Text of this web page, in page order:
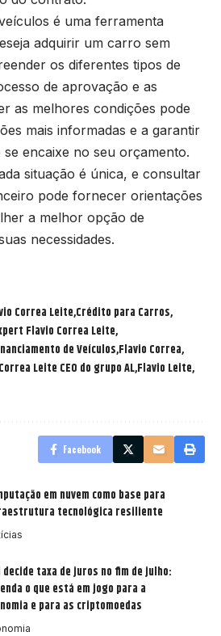
é uma ferramenta
adquirir um carro sem
os diferentes tipos de
de aprovação e as
as melhores condições pode
mais informadas e a garantir
encaixe no seu orçamento.
situação é única, e consultar
pode fornecer orientações
a melhor opção de
necessidades.
Correa Leite Crédito para Carros
Flavio Correa Leite
de Veículos Flavio Correa
Leite CEO do grupo ALFlavio Leite
Facebook
em nuvem como base para
tecnológica resiliente
decide taxa de juros no fim de julho:
o que está em jogo para a
e para as criptomoedas